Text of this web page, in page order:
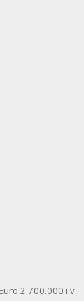
2.700.000 i.v.